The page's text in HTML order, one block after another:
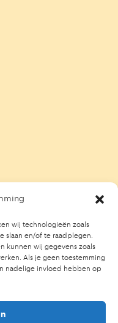
wij technologieën zoals
slaan en/of te raadplegen.
kunnen wij gegevens zoals
Als je geen toestemming
nadelige invloed hebben op